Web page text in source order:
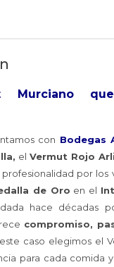
Murciano
con Bodegas
elVermut Rojo
por los
de Oro en el
hace décadas
compromiso,
caso elegimos el
para cada comida